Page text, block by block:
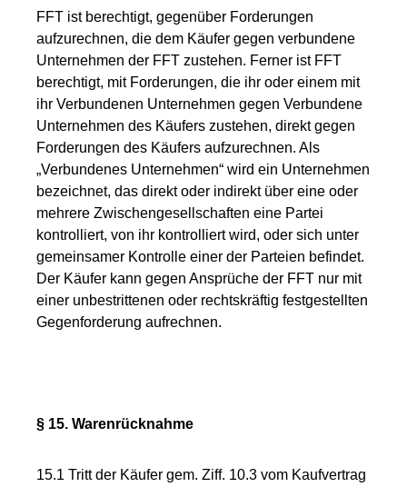
FFT ist berechtigt, gegenüber Forderungen
aufzurechnen, die dem Käufer gegen verbundene
Unternehmen der FFT zustehen. Ferner ist FFT
berechtigt, mit Forderungen, die ihr oder einem mit
ihr Verbundenen Unternehmen gegen Verbundene
Unternehmen des Käufers zustehen, direkt gegen
Forderungen des Käufers aufzurechnen. Als
„Verbundenes Unternehmen“ wird ein Unternehmen
bezeichnet, das direkt oder indirekt über eine oder
mehrere Zwischengesellschaften eine Partei
kontrolliert, von ihr kontrolliert wird, oder sich unter
gemeinsamer Kontrolle einer der Parteien befindet.
Der Käufer kann gegen Ansprüche der FFT nur mit
einer unbestrittenen oder rechtskräftig festgestellten
Gegenforderung aufrechnen.
§ 15. Warenrücknahme
15.1 Tritt der Käufer gem. Ziff. 10.3 vom Kaufvertrag